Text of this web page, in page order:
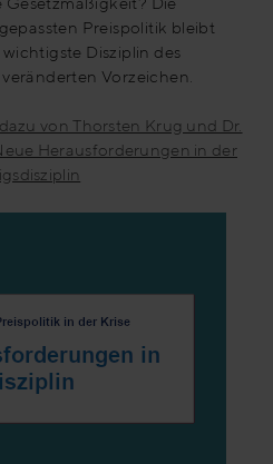
Preispolitik bleibt
Disziplin des
Vorzeichen.
von Thorsten Krug und Dr.
Herausforderungen in der